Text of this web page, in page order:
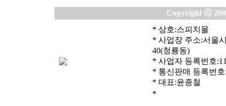
Copyright ⓒ
* 상호:스피치몰
* 사업장 주소:서울
40(청룡동)
* 사업자 등록번호
* 통신판매 등록번호
* 대표:윤종철
*